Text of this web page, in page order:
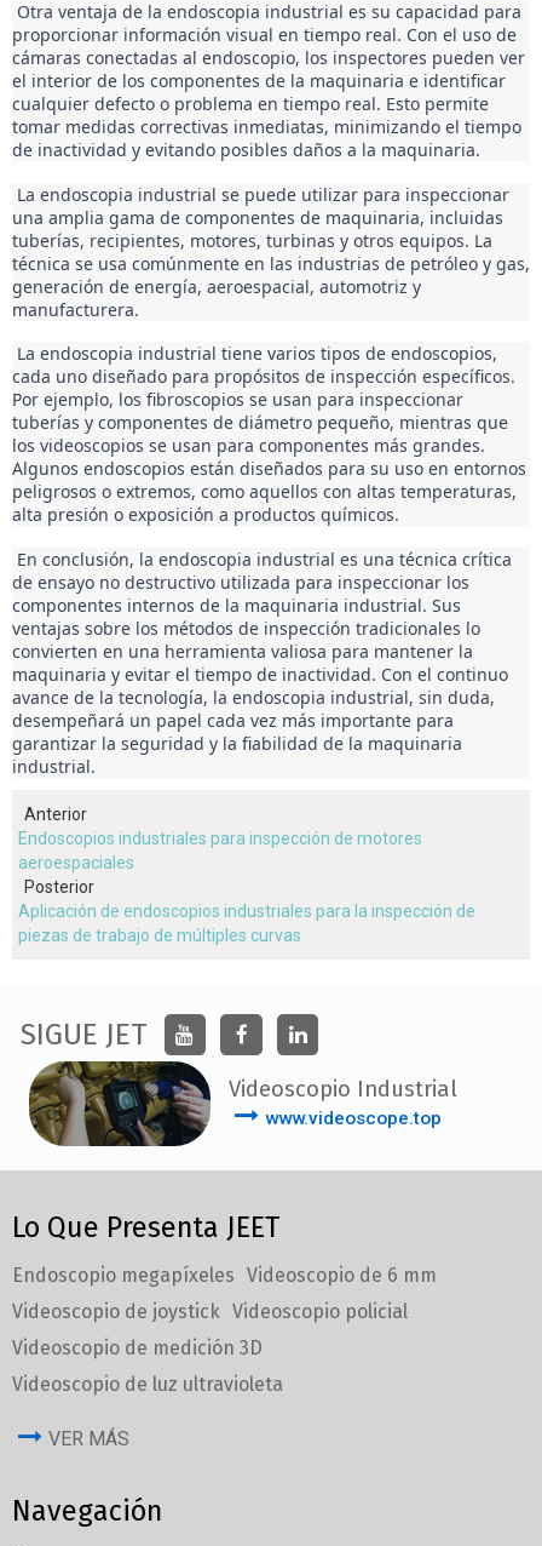
proporcionar información visual en tiempo real. Con el uso de
cámaras conectadas al endoscopio, los inspectores pueden ver
el interior de los componentes de la maquinaria e identificar
cualquier defecto o problema en tiempo real. Esto permite
tomar medidas correctivas inmediatas, minimizando el tiempo
de inactividad y evitando posibles daños a la maquinaria.
una amplia gama de componentes de maquinaria, incluidas
tuberías, recipientes, motores, turbinas y otros equipos. La
técnica se usa comúnmente en las industrias de petróleo y gas,
generación de energía, aeroespacial, automotriz y
manufacturera.
cada uno diseñado para propósitos de inspección específicos.
Por ejemplo, los fibroscopios se usan para inspeccionar
tuberías y componentes de diámetro pequeño, mientras que
los videoscopios se usan para componentes más grandes.
Algunos endoscopios están diseñados para su uso en entornos
peligrosos o extremos, como aquellos con altas temperaturas,
alta presión o exposición a productos químicos.
de ensayo no destructivo utilizada para inspeccionar los
componentes internos de la maquinaria industrial. Sus
ventajas sobre los métodos de inspección tradicionales lo
convierten en una herramienta valiosa para mantener la
maquinaria y evitar el tiempo de inactividad. Con el continuo
avance de la tecnología, la endoscopia industrial, sin duda,
desempeñará un papel cada vez más importante para
garantizar la seguridad y la fiabilidad de la maquinaria
industrial.
Anterior
Endoscopios industriales para inspección de motores
aeroespaciales
Posterior
Aplicación de endoscopios industriales para la inspección de
piezas de trabajo de múltiples curvas
SIGUE JET
Videoscopio Industrial
www.videoscope.top
Lo Que Presenta JEET
Endoscopio megapíxeles Videoscopio de 6 mm
Videoscopio de joystick Videoscopio policial
Videoscopio de medición 3D
Videoscopio de luz ultravioleta
VER MÁS
Navegación